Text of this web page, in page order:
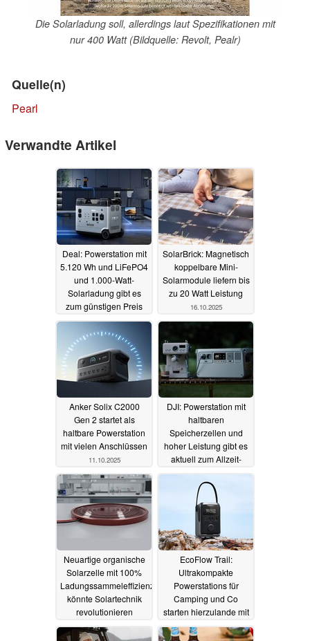
Die Solarladung soll, allerdings laut Spezifikationen mit
nur 400 Watt (Bildquelle: Revolt, Pealr)
Quelle(n)
Pearl
Verwandte Artikel
Deal: Powerstation mit
5.120 Wh und LiFePO4
und 1.000-Watt-
Solarladung gibt es
zum günstigen Preis
02.11.2025
SolarBrick: Magnetisch
koppelbare Mini-
Solarmodule liefern bis
zu 20 Watt Leistung
16.10.2025
Anker Solix C2000
Gen 2 startet als
haltbare Powerstation
mit vielen Anschlüssen
11.10.2025
DJI: Powerstation mit
haltbaren
Speicherzellen und
hoher Leistung gibt es
aktuell zum Allzeit-
Bestpreis07.10.2025
Neuartige organische
Solarzelle mit 100%
Ladungssammeleffizienz
könnte Solartechnik
revolutionieren
06.10.2025
EcoFlow Trail:
Ultrakompakte
Powerstations für
Camping und Co
starten hierzulande mit
Geschenk22.09.2025